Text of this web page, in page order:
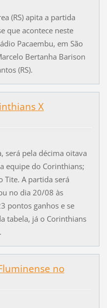
(RS) apita a partida
que acontece neste
Pacaembu, em São
Bertanha Barison
(RS).
X
será pela décima oitava
equipe do Corinthians;
Tite. A partida será
no dia 20/08 às
pontos ganhos e se
tabela, já o Corinthians
no